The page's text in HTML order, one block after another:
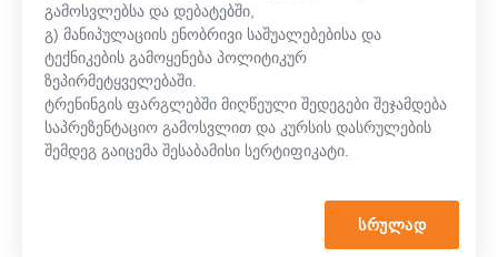
გამოსვლებსა და დებატებში,
გ) მანიპულაციის ენობრივი საშუალებებისა და
ტექნიკების გამოყენება პოლიტიკურ
ზეპირმეტყველებაში.
ტრენინგის ფარგლებში მიღწეული შედეგები შეჯამდება
საპრეზენტაციო გამოსვლით და კურსის დასრულების
შემდეგ გაიცემა შესაბამისი სერტიფიკატი.
ᲡᲠᲣᲚᲐᲓ